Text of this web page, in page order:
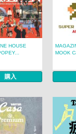
HOUSE
購入
MOOK